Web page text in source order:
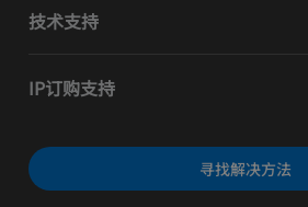
技术支持
IP订购支持
寻找解决方法